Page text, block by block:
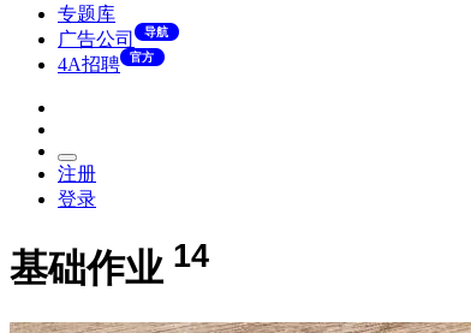
专题库
广告公司
导航
4A招聘 官方
注册
登录
基础作业 14